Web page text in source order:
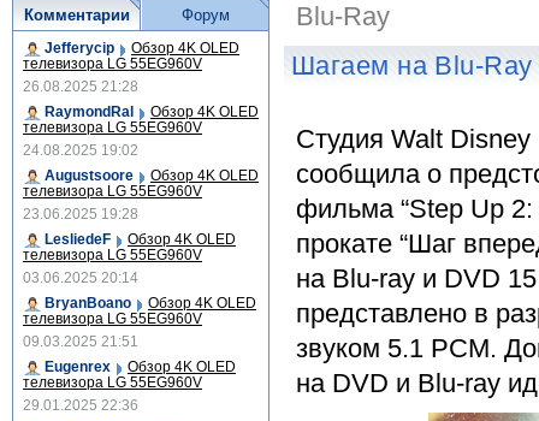
Blu-Ray
Шагаем на Blu-Ray
Студия Walt
сообщила о
фильма “Step Up 2:
прокате “Шаг
на Blu-ray и DVD
представлено в
звуком 5.1 PCM.
на DVD и Blu-ray
Комментарии
Jefferycip Обзор 4K OLED
телевизора LG 55EG960V
26.08.2025 21:28
RaymondRal
Обзор 4K OLED
телевизора LG 55EG960V
24.08.2025 19:02
Augustsoore
Обзор 4K OLED
телевизора LG 55EG960V
23.06.2025 19:28
LesliedeF
Обзор 4K OLED
телевизора LG 55EG960V
03.06.2025 20:14
BryanBoano
Обзор 4K OLED
телевизора LG 55EG960V
09.03.2025 21:51
Eugenrex
Обзор 4K OLED
телевизора LG 55EG960V
29.01.2025 22:36
Форум